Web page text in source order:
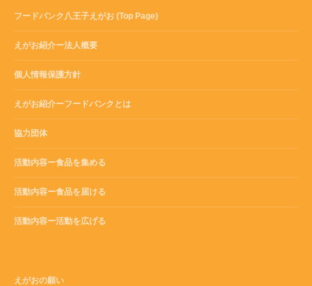
フードバンク八王子えがお (Top Page)
えがお紹介ー法人概要
個人情報保護方針
えがお紹介ーフードバンクとは
協力団体
活動内容ー食品を集める
活動内容ー食品を届ける
活動内容ー活動を広げる
えがおの願い